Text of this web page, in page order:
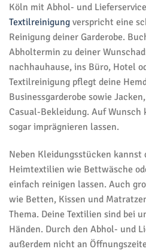
Köln mit Abhol- und
Textilreinigung verspricht eine
Reinigung deiner Garderobe.
Abholtermin zu deiner
nachhauhause, ins Büro, Hotel
Textilreinigung pflegt deine
Businessgarderobe sowie
Casual-Bekleidung. Auf Wunsch
sogar imprägnieren lassen.
Neben Kleidungsstücken kannst
Heimtextilien wie Bettwäsche
einfach reinigen lassen. Auch
wie Betten, Kissen und
Thema. Deine Textilien sind bei
Händen. Durch den Abhol- und
außerdem nicht an